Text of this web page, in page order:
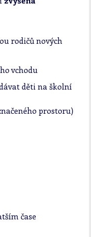
rodičů nových
vchodu
děti na školní
prostoru)
čase